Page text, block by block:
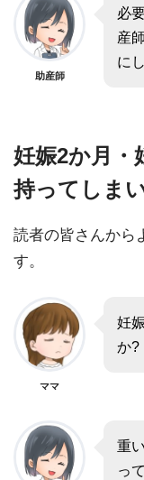
助産師
必
産
に
妊娠2か月・
持ってしま
読者の皆さんから
す。
ママ
妊
か?
重
っ